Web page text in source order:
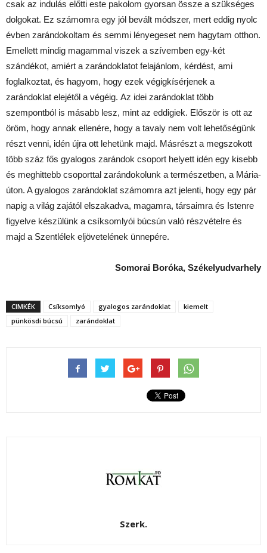
csak az indulás előtti este pakolom gyorsan össze a szükséges
dolgokat. Ez számomra egy jól bevált módszer, mert eddig nyolc
évben zarándokoltam és semmi lényegeset nem hagytam otthon.
Emellett mindig magammal viszek a szívemben egy-két
szándékot, amiért a zarándoklatot felajánlom, kérdést, ami
foglalkoztat, és hagyom, hogy ezek végigkísérjenek a
zarándoklat elejétől a végéig. Az idei zarándoklat több
szempontból is másabb lesz, mint az eddigiek. Először is ott az
öröm, hogy annak ellenére, hogy a tavaly nem volt lehetőségünk
részt venni, idén újra ott lehetünk majd. Másrészt a megszokott
több száz fős gyalogos zarándok csoport helyett idén egy kisebb
és meghittebb csoporttal zarándokolunk a természetben, a Mária-
úton. A gyalogos zarándoklat számomra azt jelenti, hogy egy pár
napig a világ zajától elszakadva, magamra, társaimra és Istenre
figyelve készülünk a csíksomlyói búcsún való részvételre és
majd a Szentlélek eljövetelének ünnepére.
Somorai Boróka, Székelyudvarhely
CIMKÉK Csíksomlyó gyalogos zarándoklat
kiemelt
pünkösdi búcsú
zarándoklat
Szerk.